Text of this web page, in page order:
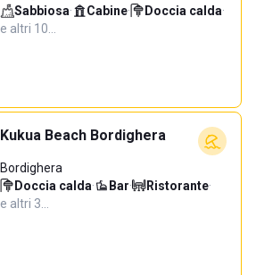
Sabbiosa· Cabine· Doccia calda·
e altri 10…
Kukua Beach Bordighera
Bordighera
Doccia calda· Bar· Ristorante·
e altri 3…